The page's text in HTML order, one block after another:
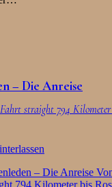
– Die Anreise
straight 794